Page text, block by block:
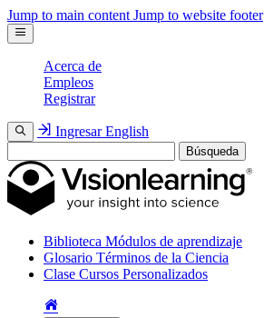
Jump to main content Jump to website footer
Acerca de
Empleos
Registrar
Ingresar English
Búsqueda
Biblioteca Módulos de aprendizaje
Glosario Términos de la Ciencia
Clase Cursos Personalizados